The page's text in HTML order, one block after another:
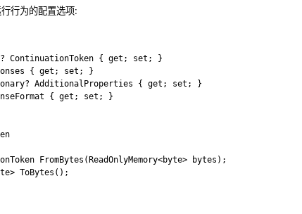
行为的配置选项:
ContinuationToken { get; set; }
{ get; set; }
AdditionalProperties { get; set; }
{ get; set; }
FromBytes(ReadOnlyMemory<byte> bytes);
ToBytes();